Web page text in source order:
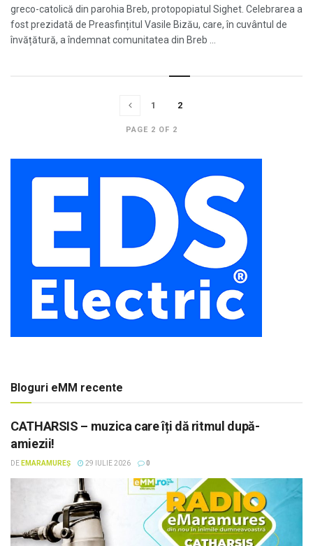
greco-catolică din parohia Breb, protopopiatul Sighet. Celebrarea a
fost prezidată de Preasfințitul Vasile Bizău, care, în cuvântul de
învățătură, a îndemnat comunitatea din Breb ...
PAGE 2 OF 2
1 2
Bloguri eMM recente
CATHARSIS – muzica care îți dă ritmul după-
amiezii!
DE EMARAMUREȘ 29 IULIE 2026 0